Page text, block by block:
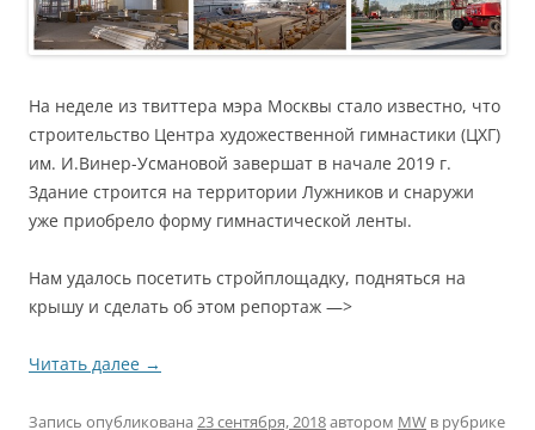
На неделе из твиттера мэра Москвы стало известно, что
строительство Центра художественной гимнастики (ЦХГ)
им. И.Винер-Усмановой завершат в начале 2019 г.
Здание строится на территории Лужников и снаружи
уже приобрело форму гимнастической ленты.
Нам удалось посетить стройплощадку, подняться на
крышу и сделать об этом репортаж —>
Читать далее →
Запись опубликована 23 сентября, 2018автором MW в рубрике